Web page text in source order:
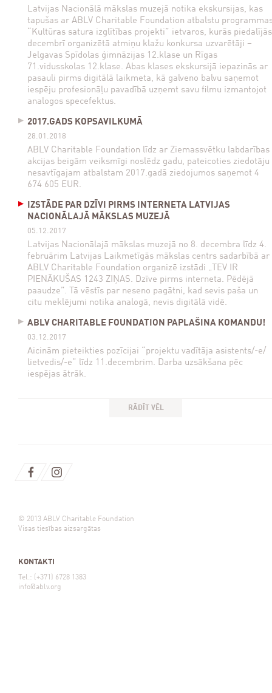
Latvijas Nacionālā mākslas muzejā notika ekskursijas, kas
tapušas ar ABLV Charitable Foundation atbalstu
“Kultūras satura izglītības projekti” ietvaros, kurās piedalījās
decembrī organizētā atmiņu klažu konkursa uzvarētāji –
Jelgavas Spīdolas ģimnāzijas 12.klase un Rīgas
71.vidusskolas 12.klase. Abas klases ekskursijā iepazinās ar
pasauli pirms digitālā laikmeta, kā galveno balvu saņemot
iespēju profesionāļu pavadībā uzņemt savu filmu izmantojot
analogos specefektus.
2017.GADS KOPSAVILKUMĀ
28.01.2018
ABLV Charitable Foundation līdz ar Ziemassvētku labdarības
akcijas beigām veiksmīgi noslēdz gadu, pateicoties ziedotāju
nesavtīgajam atbalstam 2017.gadā ziedojumos saņemot 4
674 605 EUR.
IZSTĀDE PAR DZĪVI PIRMS INTERNETA LATVIJAS
NACIONĀLAJĀ MĀKSLAS MUZEJĀ
05.12.2017
Latvijas Nacionālajā mākslas muzejā no 8. decembra līdz 4.
februārim Latvijas Laikmetīgās mākslas centrs sadarbībā ar
ABLV Charitable Foundation organizē izstādi „TEV IR
PIENĀKUŠAS 1243 ZIŅAS. Dzīve pirms interneta. Pēdējā
paaudze”. Tā vēstīs par neseno pagātni, kad sevis paša un
citu meklējumi notika analogā, nevis digitālā vidē.
ABLV CHARITABLE FOUNDATION PAPLAŠINA KOMANDU!
03.12.2017
Aicinām pieteikties pozīcijai “projektu vadītāja asistents/-e/
lietvedis/-e” līdz 11.decembrim. Darba uzsākšana pēc
iespējas ātrāk.
RĀDĪT VĒL
© 2013 ABLV Charitable Foundation
Visas tiesības aizsargātas
KONTAKTI
Tel.: (+371) 6728 1383
info@ablv.org